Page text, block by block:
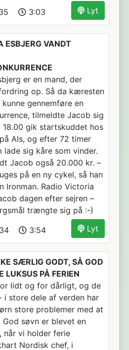
Lyt
3:03
ESBJERG VANDT
er en mand, der
op. Så da kæresten
gennemføre en
tilmeldte Jacob sig
18.00 gik startskuddet hos
Als, og efter 72 timer
lade sig kåre som vinder.
Jacob også 20.000 kr. –
på en ny cykel, så han
Ironman. Radio Victoria
dagen efter sejren –
trængte sig på :-)
Lyt
3:54
SÆRLIG GODT, SÅ GOD
LUKSUS PÅ FERIEN
lidt og for dårligt, og de
i store dele af verden har
store problemer med at
søvn er blevet en
når vi holder ferie
Nordisk chef, i